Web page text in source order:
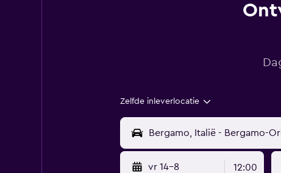
Zelfde inleverlocatie
vr 14-8 12:00